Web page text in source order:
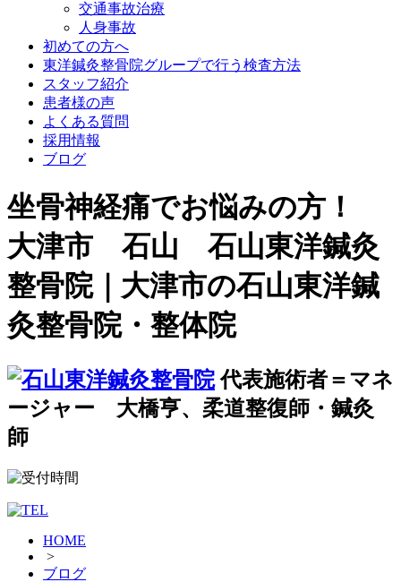
交通事故治療
人身事故
初めての方へ
東洋鍼灸整骨院グループで行う検査方法
スタッフ紹介
患者様の声
よくある質問
採用情報
ブログ
坐骨神経痛でお悩みの方！
大津市 石山 石山東洋鍼灸
整骨院｜大津市の石山東洋鍼
灸整骨院・整体院
代表施術者＝マネ
ージャー 大橋亨、柔道整復師・鍼灸
師
HOME
>
ブログ